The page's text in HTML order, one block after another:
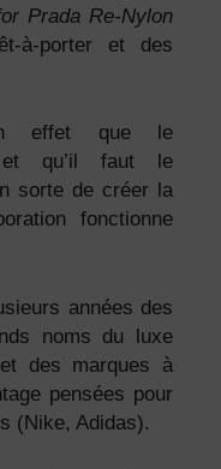
Prada Re-Nylon
à-porter et des
effet que le
et qu’il faut le
sorte de créer la
fonctionne
années des
noms du luxe
des marques à
pensées pour
(Nike, Adidas).